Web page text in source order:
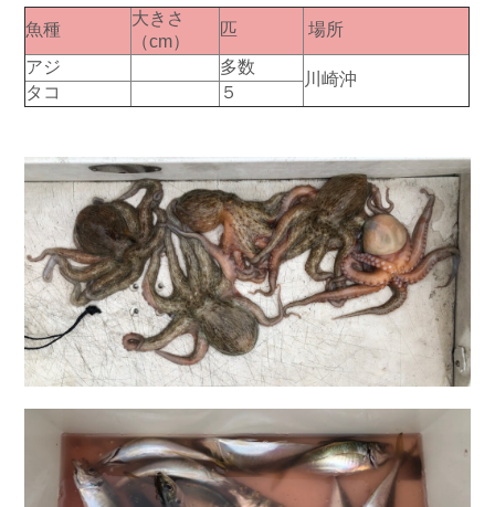
店舗情報 公式ブログ
お問い合わせ 会社概要
採用情報
Recruit
リンク集
Link
魚種
大きさ
（cm）
匹
場所
アジ
多数
川崎沖
タコ ５